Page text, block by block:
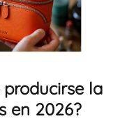
producirse la
en 2026?